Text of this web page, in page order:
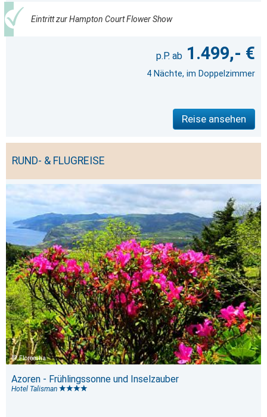
Eintritt zur Hampton Court Flower Show
1.499,- €
4 Nächte, im Doppelzimmer
Reise ansehen
RUND- & FLUGREISE
Floreesha
Azoren - Frühlingssonne und Inselzauber
Hotel Talisman